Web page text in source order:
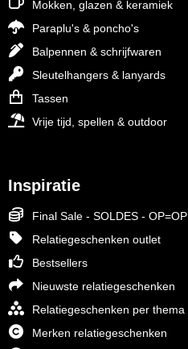
Mokken, glazen & keramiek
Paraplu's & poncho's
Balpennen & schrijfwaren
Sleutelhangers & lanyards
Tassen
Vrije tijd, spellen & outdoor
Inspiratie
Final Sale - SOLDES - OP=OP
Relatiegeschenken outlet
Bestsellers
Nieuwste relatiegeschenken
Relatiegeschenken per thema
Merken relatiegeschenken